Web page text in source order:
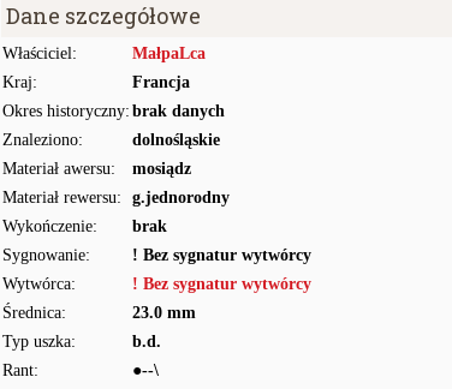
Dane szczegółowe
Właściciel:
MałpaLca
Kraj:
Francja
Okres historyczny: brak danych
Znaleziono:
dolnośląskie
Materiał awersu:
mosiądz
Materiał rewersu:
g.jednorodny
Wykończenie:
brak
Sygnowanie:
! Bez sygnatur wytwórcy
Wytwórca:
! Bez sygnatur wytwórcy
Średnica:
23.0 mm
Typ uszka:
b.d.
Rant:
●--\